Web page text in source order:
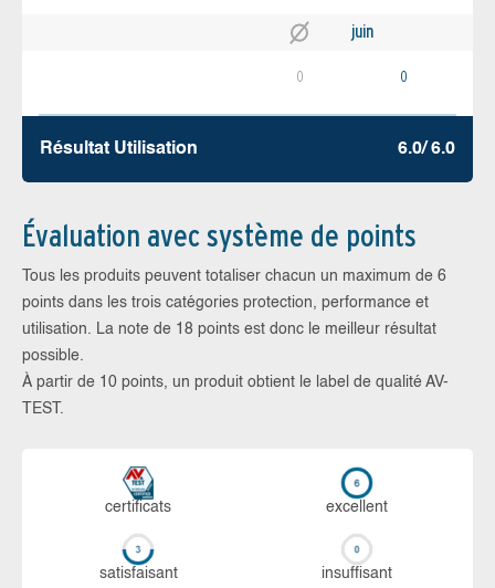
juin
0 0
Résultat Utilisation 6.0/ 6.0
Évaluation avec système de points
Tous les produits peuvent totaliser chacun un maximum de 6
points dans les trois catégories protection, performance et
utilisation. La note de 18 points est donc le meilleur résultat
possible.
À partir de 10 points, un produit obtient le label de qualité AV-
TEST.
certi­ficats ex­cellent
sa­tis­fai­sant in­suf­fi­sant